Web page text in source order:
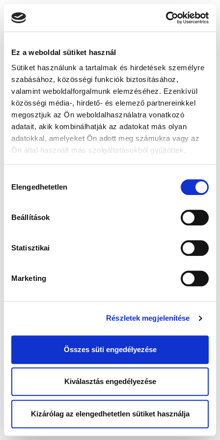
Ez a weboldal sütiket használ
Sütiket használunk a tartalmak és hirdetések személyre
szabásához, közösségi funkciók biztosításához,
valamint weboldalforgalmunk elemzéséhez. Ezenkívül
közösségi média-, hirdető- és elemező partnereinkkel
megosztjuk az Ön weboldalhasználatra vonatkozó
adatait, akik kombinálhatják az adatokat más olyan
adatokkal, amelyeket Ön adott meg számukra vagy az
Ön által használt más szolgáltatásokból gyűjtöttek.
kiválasztása
Elengedhetetlen
Beállítások
Statisztikai
Marketing
Részletek megjelenítése
Összes süti engedélyezése
Kiválasztás engedélyezése
Kizárólag az elengedhetetlen sütiket használja